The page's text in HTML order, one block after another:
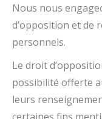
Nous nous
d’opposition et de
personnels.
Le droit
possibilité offerte
leurs